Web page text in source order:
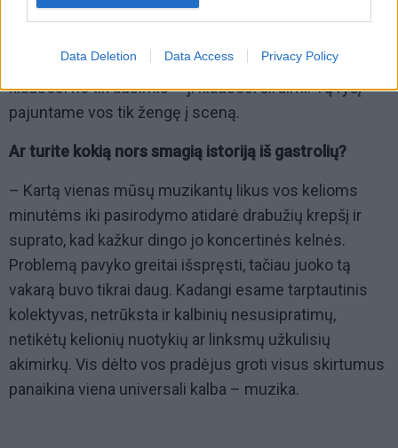
Data Deletion Data Access Privacy Policy
– Klaipėda turi ypatingą aurą. Čia jaučiame
pasirodymą paverčia išskirtiniu. Šio miesto publika
klausosi ne tik ausimis – ji klausosi širdimi. Tą ryšį
pajuntame vos tik žengę į sceną.
Ar turite kokią nors smagią istoriją iš gastrolių?
– Kartą vienas mūsų muzikantų likus vos kelioms
minutėms iki pasirodymo atidarė drabužių krepšį ir
suprato, kad kažkur dingo jo koncertinės kelnės.
Problemą pavyko greitai išspręsti, tačiau juoko tą
vakarą buvo tikrai daug. Kadangi esame tarptautinis
kolektyvas, netrūksta ir kalbinių nesusipratimų,
netikėtų kelionių nuotykių ar linksmų užkulisių
akimirkų. Vis dėlto vos pradėjus groti visus skirtumus
panaikina viena universali kalba – muzika.